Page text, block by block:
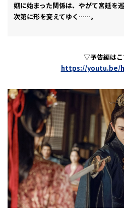
姻に始まった関係は、やがて宮廷を
次第に形を変えてゆく……。
▽予告編は
https://youtu.be/